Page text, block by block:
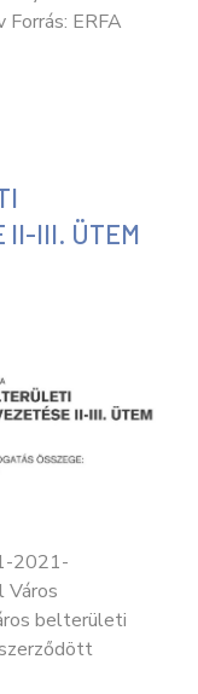
ERFA
II-III. ÜTEM
2021-
Város
belterületi